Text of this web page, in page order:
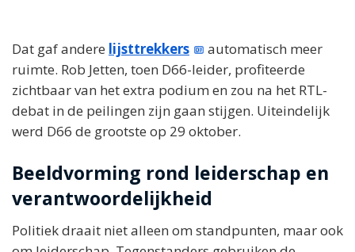
Dat gaf andere lijsttrekkers
automatisch meer
ruimte. Rob Jetten, toen D66-leider, profiteerde
zichtbaar van het extra podium en zou na het RTL-
debat in de peilingen zijn gaan stijgen. Uiteindelijk
werd D66 de grootste op 29 oktober.
Beeldvorming rond leiderschap en
verantwoordelijkheid
Politiek draait niet alleen om standpunten, maar ook